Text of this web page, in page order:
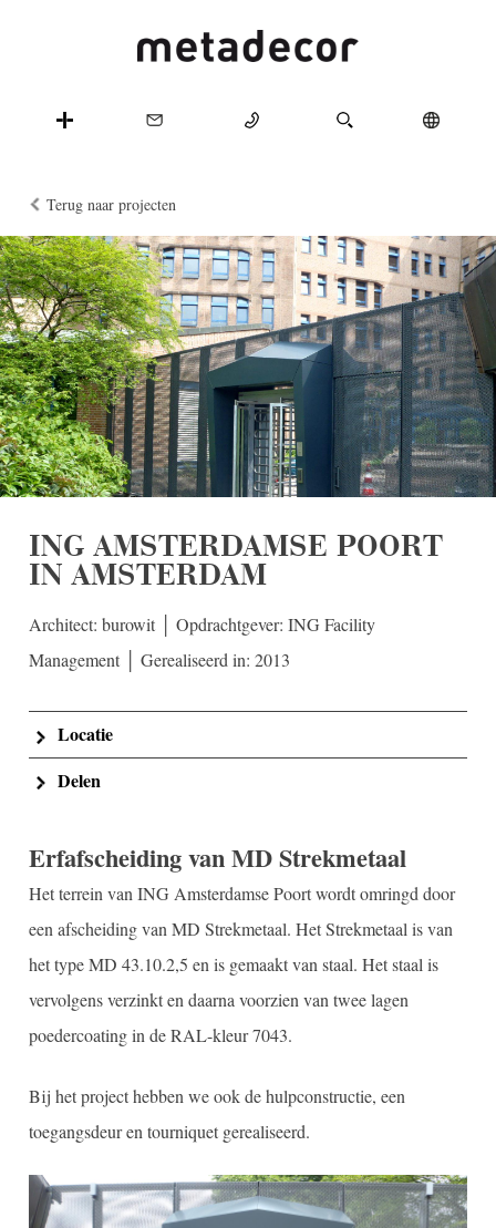
Terug naar projecten
ING AMSTERDAMSE POORT
IN AMSTERDAM
Architect: burowit │ Opdrachtgever: ING Facility
Management │ Gerealiseerd in: 2013
Locatie
Delen
Erfafscheiding van MD Strekmetaal
Het terrein van ING Amsterdamse Poort wordt omringd door
een afscheiding van MD Strekmetaal. Het Strekmetaal is van
het type MD 43.10.2,5 en is gemaakt van staal. Het staal is
vervolgens verzinkt en daarna voorzien van twee lagen
poedercoating in de RAL-kleur 7043.
Bij het project hebben we ook de hulpconstructie, een
toegangsdeur en tourniquet gerealiseerd.